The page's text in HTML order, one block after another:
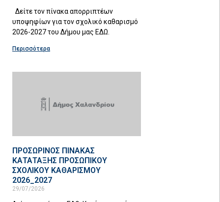
Δείτε τον πίνακα απορριπτέων
υποψηφίων για τον σχολικό καθαρισμό
2026-2027 του Δήμου μας ΕΔΩ.
Περισσότερα
ΠΡΟΣΩΡΙΝΟΣ ΠΙΝΑΚΑΣ
ΚΑΤΑΤΑΞΗΣ ΠΡΟΣΩΠΙΚΟΥ
ΣΧΟΛΙΚΟΥ ΚΑΘΑΡΙΣΜΟΥ
2026_2027
29/07/2026